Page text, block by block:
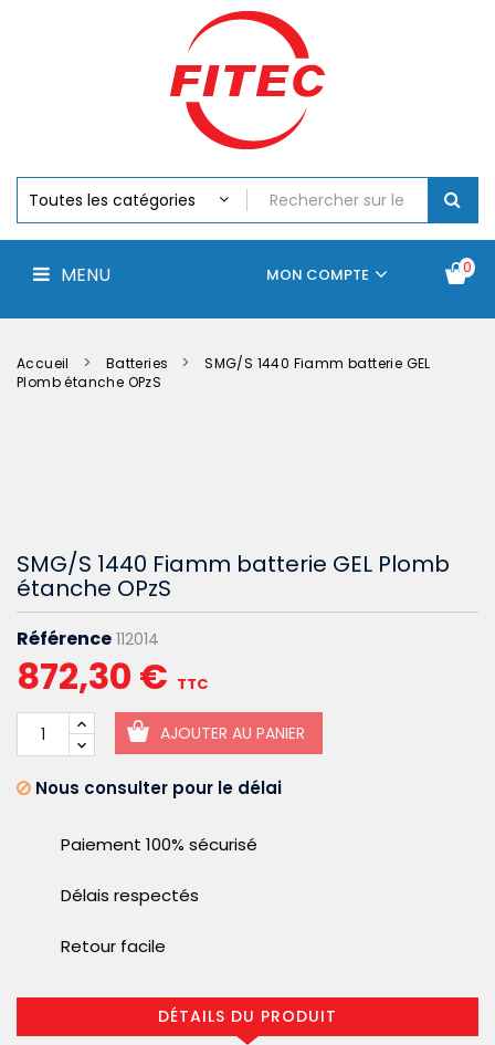
MENU 0
MON COMPTE
Chargeurs
Accus
Perceuse,
Visseuse
Batteries
Accueil Batteries
SMG/S 1440 Fiamm batterie GEL
Plomb étanche OPzS
SMG/S 1440 Fiamm batterie GEL Plomb
étanche OPzS
Référence 112014
872,30 € TTC
AJOUTER AU PANIER
Nous consulter pour le délai
Paiement 100% sécurisé
Délais respectés
Retour facile
DÉTAILS DU PRODUIT